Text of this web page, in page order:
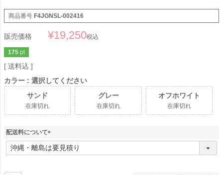
商品番号 F4JGNSL-002416
販売価格 ¥19,250税込
175 pt
送料込
カラー
選択してください
サンド
在庫切れ
グレー
在庫切れ
オフホワイト
在庫切れ
配送料について
(
必